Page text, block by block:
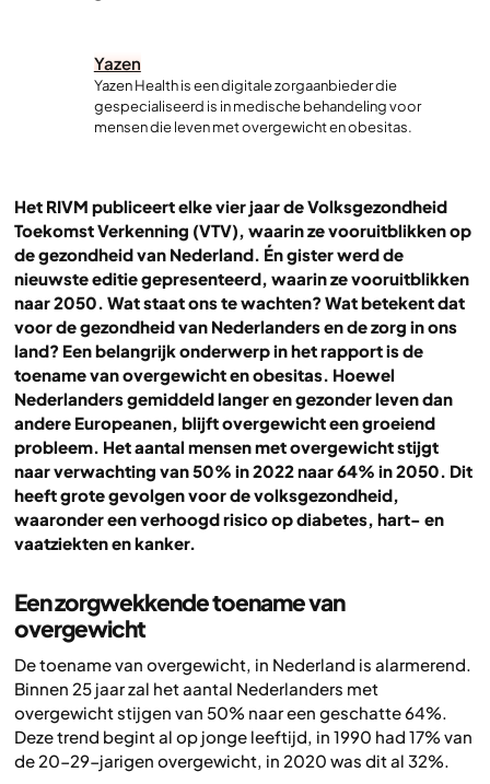
Yazen
Yazen Health is een digitale zorgaanbieder die
gespecialiseerd is in medische behandeling voor
mensen die leven met overgewicht en obesitas.
Het RIVM publiceert elke vier jaar de Volksgezondheid
Toekomst Verkenning (VTV), waarin ze vooruitblikken op
de gezondheid van Nederland. Én gister werd de
nieuwste editie gepresenteerd, waarin ze vooruitblikken
naar 2050. Wat staat ons te wachten? Wat betekent dat
voor de gezondheid van Nederlanders en de zorg in ons
land? Een belangrijk onderwerp in het rapport is de
toename van overgewicht en obesitas. Hoewel
Nederlanders gemiddeld langer en gezonder leven dan
andere Europeanen, blijft overgewicht een groeiend
probleem. Het aantal mensen met overgewicht stijgt
naar verwachting van 50% in 2022 naar 64% in 2050. Dit
heeft grote gevolgen voor de volksgezondheid,
waaronder een verhoogd risico op diabetes, hart- en
vaatziekten en kanker.
Een zorgwekkende toename van
overgewicht
De toename van overgewicht, in Nederland is alarmerend.
Binnen 25 jaar zal het aantal Nederlanders met
overgewicht stijgen van 50% naar een geschatte 64%.
Deze trend begint al op jonge leeftijd, in 1990 had 17% van
de 20-29-jarigen overgewicht, in 2020 was dit al 32%.